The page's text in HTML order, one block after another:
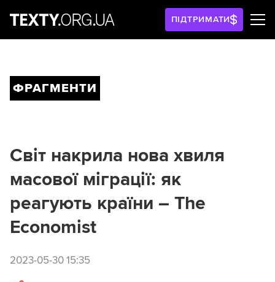
ПІДТРИМАТИ
ФРАГМЕНТИ
Світ накрила нова хвиля
масової міграції: як
реагують країни – The
Economist
2023-05-30 15:35